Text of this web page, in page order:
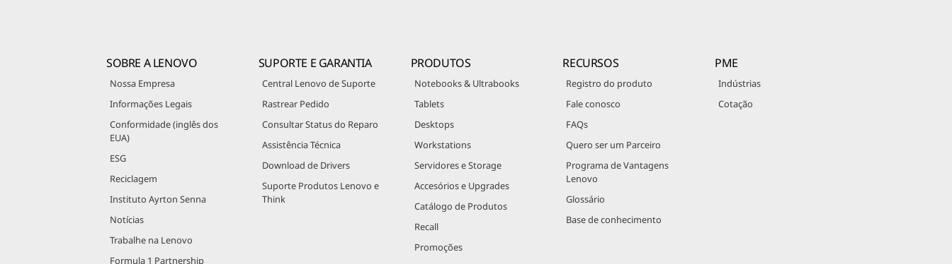
SOBRE A LENOVO
Nossa Empresa
Informações Legais
Conformidade (inglês dos
EUA)
ESG
Reciclagem
Instituto Ayrton Senna
Notícias
Trabalhe na Lenovo
Formula 1 Partnership
SUPORTE E GARANTIA
Central Lenovo de Suporte
Rastrear Pedido
Consultar Status do Reparo
Assistência Técnica
Download de Drivers
Suporte Produtos Lenovo e
Think
PRODUTOS
Notebooks & Ultrabooks
Tablets
Desktops
Workstations
Servidores e Storage
Accesórios e Upgrades
Catálogo de Produtos
Recall
Promoções
RECURSOS
Registro do produto
Fale conosco
FAQs
Quero ser um Parceiro
Programa de Vantagens
Lenovo
Glossário
Base de conhecimento
PME
Indústrias
Cotação